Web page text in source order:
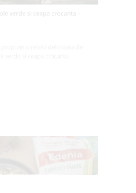
verde si ceapa crocanta –
si ceapa crocanta.